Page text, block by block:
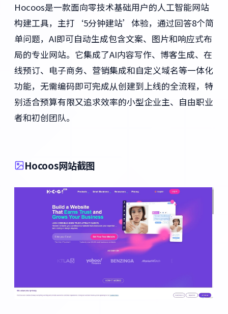
Hocoos是一款面向零技术基础用户的人工智能网站
构建工具，主打‘5分钟建站’体验，通过回答8个简
单问题，AI即可自动生成包含文案、图片和响应式布
局的专业网站。它集成了AI内容写作、博客生成、在
线预订、电子商务、营销集成和自定义域名等一体化
功能，无需编码即可完成从创建到上线的全流程，特
别适合预算有限又追求效率的小型企业主、自由职业
者和初创团队。
Hocoos网站截图